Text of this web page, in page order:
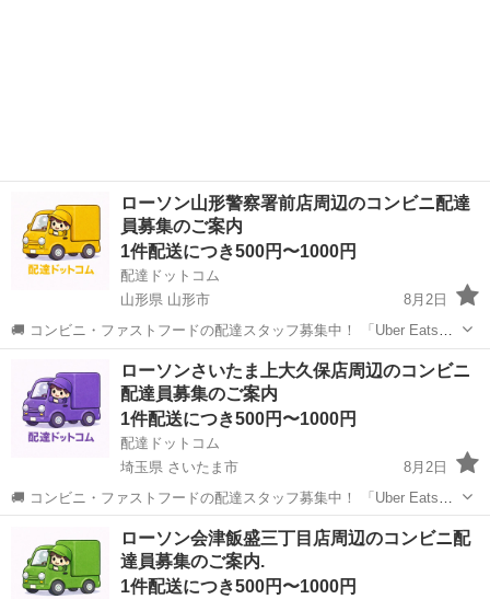
ローソン山形警察署前店周辺のコンビニ配達
員募集のご案内
1件配送につき500円〜1000円
配達ドットコム
山形県 山形市
8月2日
🚚 コンビニ・ファストフードの配達スタッフ募集中！ 「Uber Eats」
や「出前館」のように、配達専用アプリを使ってお仕事するスタイル
です。 オファー内容を見てから、受けるかどうかを自由に選べます！
✅ 業務内容...
ファストフード
ローソンさいたま上大久保店周辺のコンビニ
配達員募集のご案内
1件配送につき500円〜1000円
配達ドットコム
埼玉県 さいたま市
8月2日
🚚 コンビニ・ファストフードの配達スタッフ募集中！ 「Uber Eats」
や「出前館」のように、配達専用アプリを使ってお仕事するスタイル
です。 オファー内容を見てから、受けるかどうかを自由に選べます！
✅ 業務内容...
配送 ローソン
ローソン会津飯盛三丁目店周辺のコンビニ配
達員募集のご案内.
1件配送につき500円〜1000円